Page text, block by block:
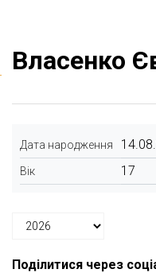
Власенко
Дата народження
Вік 17
Поділитися через